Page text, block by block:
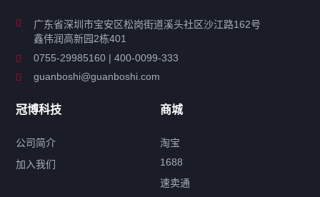
工业超声波清洗设备
特种超声波洗净产品
超声波配件
广东省深圳市宝安区松岗街道溪头社区沙江路162号
鑫伟润高新园2栋401
0755-29985160 | 400-0099-333
guanboshi@guanboshi.com
冠博科技
公司简介
加入我们
商城
淘宝
1688
速卖通